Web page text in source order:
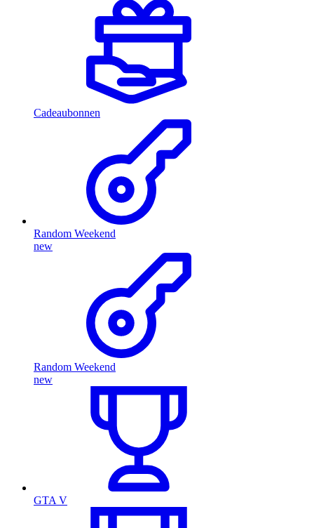
Cadeaubonnen
Random Weekend
new
Random Weekend
new
GTA V